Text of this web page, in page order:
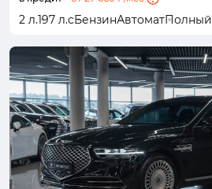
2 л.197 л.сБензинАвтоматПолный